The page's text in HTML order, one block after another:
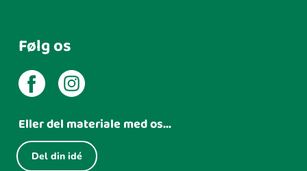
Følg os
Eller del materiale med os...
Del din idé